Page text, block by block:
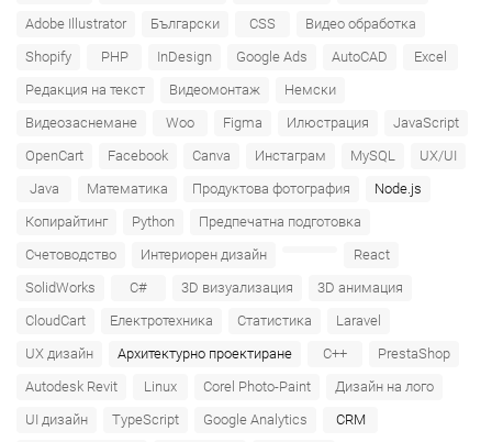
Adobe Illustrator
Български CSS
Видео обработка
Shopify
PHP InDesign Google Ads AutoCAD
Excel
Редакция на текст
Видеомонтаж
Немски
Видеозаснемане
Woo Figma Илюстрация
JavaScript
OpenCart
Facebook Canva Инстаграм MySQL
UX/UI
Java
Математика Продуктова фотография
Node.js
Копирайтинг
Python
Предпечатна подготовка
Счетоводство
Интериорен дизайн
React
SolidWorks
C# 3D визуализация
3D анимация
CloudCart
Електротехника Статистика
Laravel
UX дизайн
Архитектурно проектиране C++
PrestaShop
Autodesk Revit
Linux Corel Photo-Paint
Дизайн на лого
UI дизайн
TypeScript Google Analytics
CRM